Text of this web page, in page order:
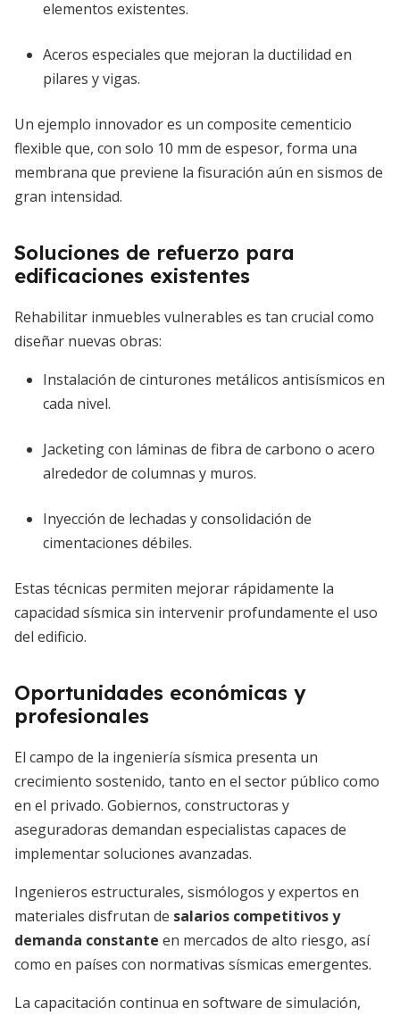
elementos existentes.
Aceros especiales que mejoran la ductilidad en
pilares y vigas.
Un ejemplo innovador es un composite cementicio
flexible que, con solo 10 mm de espesor, forma una
membrana que previene la fisuración aún en sismos de
gran intensidad.
Soluciones de refuerzo para
edificaciones existentes
Rehabilitar inmuebles vulnerables es tan crucial como
diseñar nuevas obras:
Instalación de cinturones metálicos antisísmicos en
cada nivel.
Jacketing con láminas de fibra de carbono o acero
alrededor de columnas y muros.
Inyección de lechadas y consolidación de
cimentaciones débiles.
Estas técnicas permiten mejorar rápidamente la
capacidad sísmica sin intervenir profundamente el uso
del edificio.
Oportunidades económicas y
profesionales
El campo de la ingeniería sísmica presenta un
crecimiento sostenido, tanto en el sector público como
en el privado. Gobiernos, constructoras y
aseguradoras demandan especialistas capaces de
implementar soluciones avanzadas.
Ingenieros estructurales, sismólogos y expertos en
materiales disfrutan de salarios competitivos y
demanda constante en mercados de alto riesgo, así
como en países con normativas sísmicas emergentes.
La capacitación continua en software de simulación,